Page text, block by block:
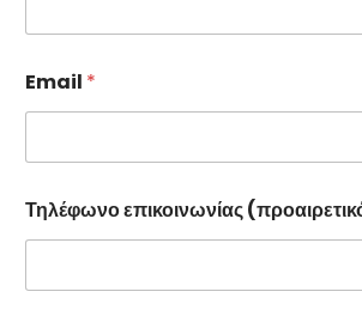
Email *
Τηλέφωνο επικοινωνίας